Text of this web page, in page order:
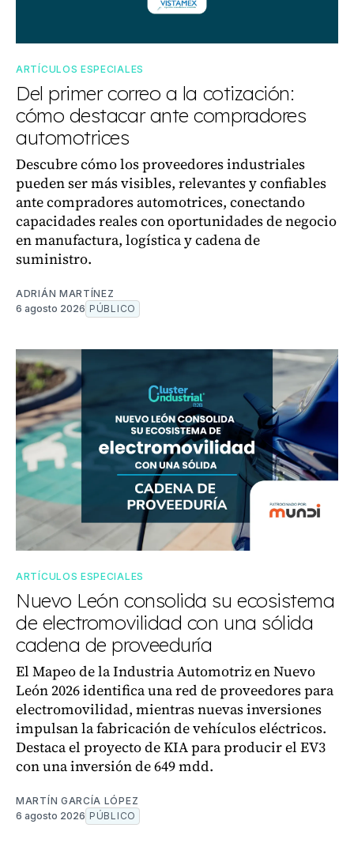
ARTÍCULOS ESPECIALES
Del primer correo a la cotización:
cómo destacar ante compradores
automotrices
Descubre cómo los proveedores industriales
pueden ser más visibles, relevantes y confiables
ante compradores automotrices, conectando
capacidades reales con oportunidades de negocio
en manufactura, logística y cadena de
suministro.
ADRIÁN MARTÍNEZ
6 agosto 2026 PÚBLICO
ARTÍCULOS ESPECIALES
Nuevo León consolida su ecosistema
de electromovilidad con una sólida
cadena de proveeduría
El Mapeo de la Industria Automotriz en Nuevo
León 2026 identifica una red de proveedores para
electromovilidad, mientras nuevas inversiones
impulsan la fabricación de vehículos eléctricos.
Destaca el proyecto de KIA para producir el EV3
con una inversión de 649 mdd.
MARTÍN GARCÍA LÓPEZ
6 agosto 2026 PÚBLICO